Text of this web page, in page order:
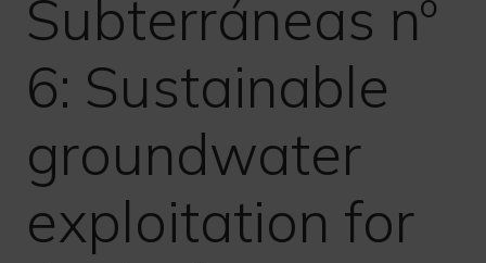
Subterráneas nº
6: Sustainable
groundwater
exploitation for